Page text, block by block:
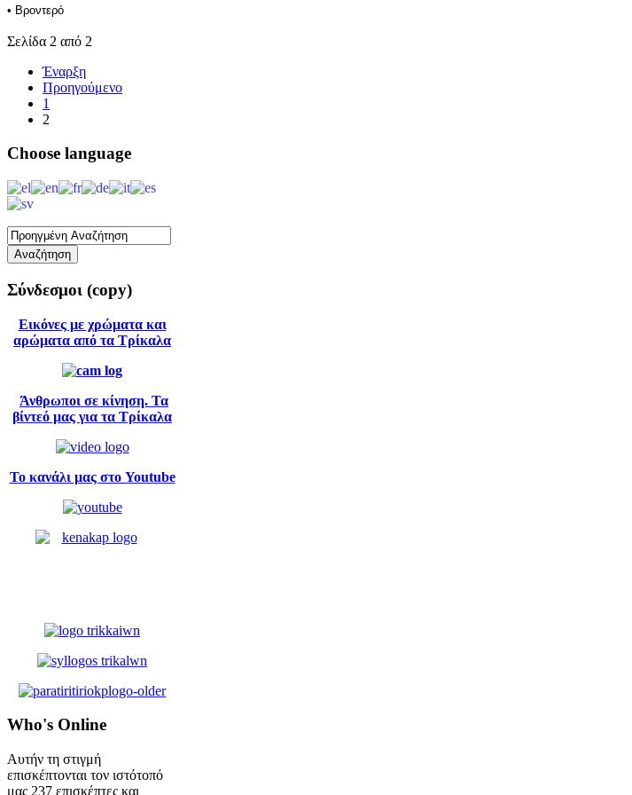
• Βροντερό
Σελίδα 2 από 2
Έναρξη
Προηγούμενο
1
2
Choose language
Σύνδεσμοι (copy)
Εικόνες με χρώματα και
αρώματα από τα Τρίκαλα
Άνθρωποι σε κίνηση. Τα
βίντεό μας για τα Τρίκαλα
Το κανάλι μας στο Youtube
Who's Online
Αυτήν τη στιγμή
επισκέπτονται τον ιστότοπό
μας 237 επισκέπτες και